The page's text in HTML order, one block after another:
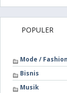
POPULER
Mode / Fashion
Bisnis
Musik